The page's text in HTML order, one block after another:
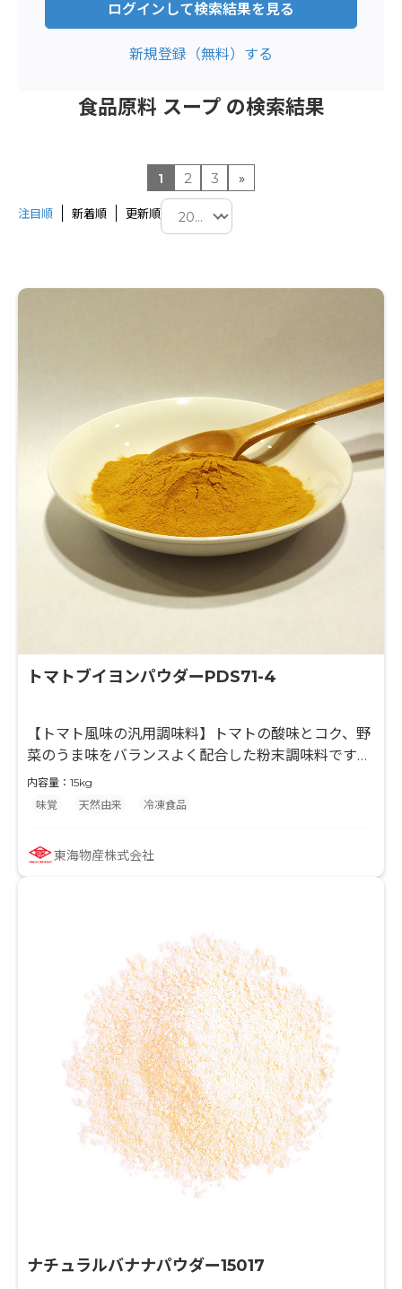
ログインして検索結果を見る
新規登録（無料）する
食品原料 スープ の検索結果
1 2 3 »
注目順 新着順 更新順
トマトブイヨンパウダーPDS71-4
【トマト風味の汎用調味料】トマトの酸味とコク、野
菜のうま味をバランスよく配合した粉末調味料です。
トマトソースに添加した場合、味全体をベースアップ
します。トマトソース以外でも、爽やかな酸味でスッ
足りなさをうま味で補強する効果もあります。
内容量：15kg
味覚
天然由来 冷凍食品
東海物産株式会社
ナチュラルバナナパウダー15017